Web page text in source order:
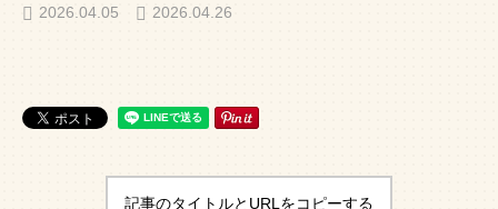
2026.04.05 2026.04.26
記事のタイトルとURLをコピーする